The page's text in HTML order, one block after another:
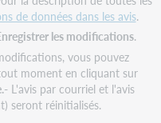
de données dans les avis.
les modifications.
vous pouvez
moment en cliquant sur
L'avis par courriel et l'avis
seront réinitialisés.